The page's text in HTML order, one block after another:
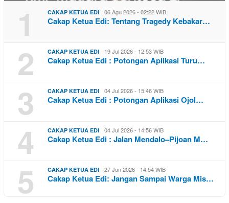
1 CAKAP KETUA EDI 06 Agu 2026 - 02:22 WIB
Cakap Ketua Edi: Tentang Tragedy Kebakar…
2 CAKAP KETUA EDI 19 Jul 2026 - 12:53 WIB
Cakap Ketua Edi : Potongan Aplikasi Turu…
3 CAKAP KETUA EDI 04 Jul 2026 - 15:46 WIB
Cakap Ketua Edi : Potongan Aplikasi Ojol…
4 CAKAP KETUA EDI 04 Jul 2026 - 14:56 WIB
Cakap Ketua Edi : Jalan Mendalo–Pijoan M…
5 CAKAP KETUA EDI 27 Jun 2026 - 14:54 WIB
Cakap Ketua Edi: Jangan Sampai Warga Mis…